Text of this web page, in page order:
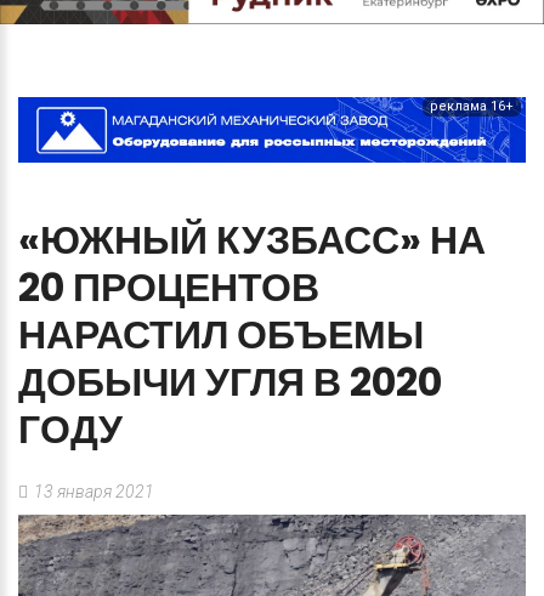
реклама 16+
«ЮЖНЫЙ КУЗБАСС» НА
20 ПРОЦЕНТОВ
НАРАСТИЛ ОБЪЕМЫ
ДОБЫЧИ УГЛЯ В 2020
ГОДУ
13 января 2021